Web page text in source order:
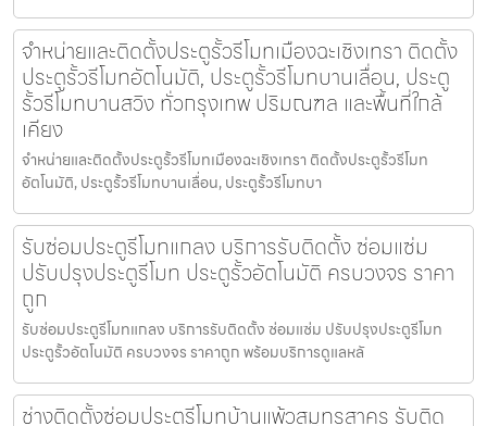
จำหน่ายและติดตั้งประตูรั้วรีโมทเมืองฉะเชิงเทรา ติดตั้ง
ประตูรั้วรีโมทอัตโนมัติ, ประตูรั้วรีโมทบานเลื่อน, ประตู
รั้วรีโมทบานสวิง ทั่วกรุงเทพ ปริมณฑล และพื้นที่ใกล้
เคียง
จำหน่ายและติดตั้งประตูรั้วรีโมทเมืองฉะเชิงเทรา ติดตั้งประตูรั้วรีโมท
อัตโนมัติ, ประตูรั้วรีโมทบานเลื่อน, ประตูรั้วรีโมทบา
รับซ่อมประตูรีโมทแกลง บริการรับติดตั้ง ซ่อมแซ่ม
ปรับปรุงประตูรีโมท ประตูรั้วอัตโนมัติ ครบวงจร ราคา
ถูก
รับซ่อมประตูรีโมทแกลง บริการรับติดตั้ง ซ่อมแซ่ม ปรับปรุงประตูรีโมท
ประตูรั้วอัตโนมัติ ครบวงจร ราคาถูก พร้อมบริการดูแลหลั
ช่างติดตั้งซ่อมประตูรีโมทบ้านแพ้วสมุทรสาคร รับติด